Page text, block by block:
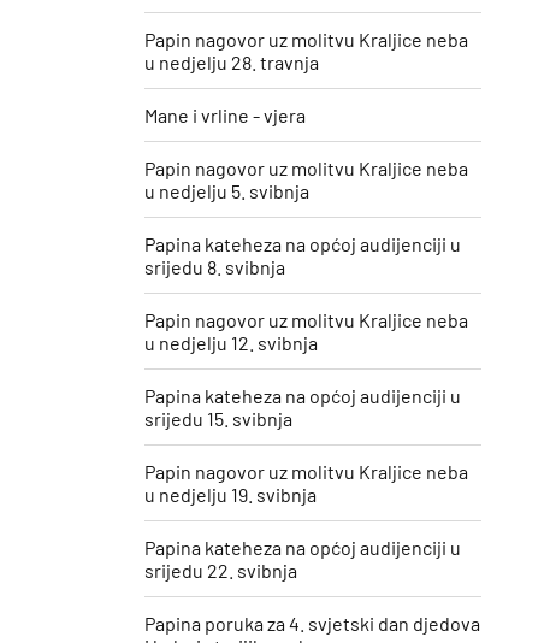
Papin nagovor uz molitvu Kraljice neba
u nedjelju 28. travnja
Mane i vrline - vjera
Papin nagovor uz molitvu Kraljice neba
u nedjelju 5. svibnja
Papina kateheza na općoj audijenciji u
srijedu 8. svibnja
Papin nagovor uz molitvu Kraljice neba
u nedjelju 12. svibnja
Papina kateheza na općoj audijenciji u
srijedu 15. svibnja
Papin nagovor uz molitvu Kraljice neba
u nedjelju 19. svibnja
Papina kateheza na općoj audijenciji u
srijedu 22. svibnja
Papina poruka za 4. svjetski dan djedova